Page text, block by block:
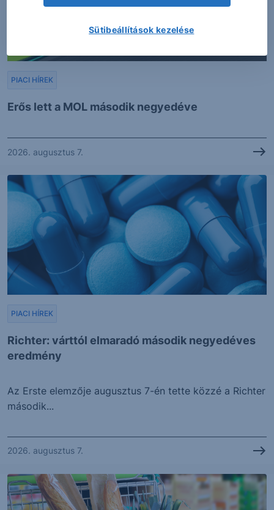
Erős lett a MOL második negyedéve
PIACI HÍREK
2026. augusztus 7.
Richter: várttól elmaradó második negyedéves
eredmény
PIACI HÍREK
Az Erste elemzője augusztus 7-én tette közzé a Richter
második...
2026. augusztus 7.
Sütibeállítások kezelése